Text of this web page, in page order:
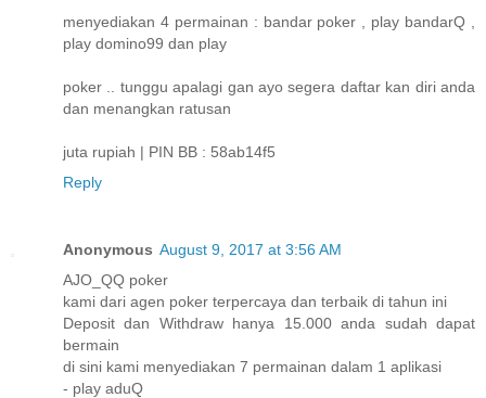
menyediakan 4 permainan : bandar poker , play bandarQ ,
play domino99 dan play
poker .. tunggu apalagi gan ayo segera daftar kan diri anda
dan menangkan ratusan
juta rupiah | PIN BB : 58ab14f5
Reply
Anonymous August 9, 2017 at 3:56 AM
AJO_QQ poker
kami dari agen poker terpercaya dan terbaik di tahun ini
Deposit dan Withdraw hanya 15.000 anda sudah dapat
bermain
di sini kami menyediakan 7 permainan dalam 1 aplikasi
- play aduQ